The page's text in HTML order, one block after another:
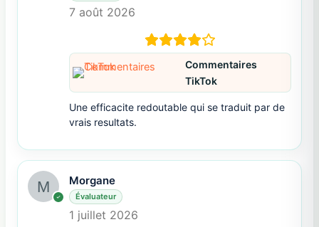
7 août 2026
Commentaires
TikTok
Une efficacite redoutable qui se traduit par de
vrais resultats.
Morgane
Évaluateur
1 juillet 2026